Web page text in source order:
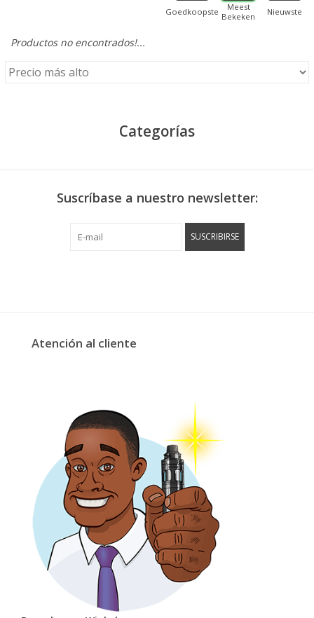
Goedkoopste
Meest
Bekeken
Nieuwste
Productos no encontrados!...
Categorías
Suscríbase a nuestro newsletter:
SUSCRIBIRSE
Atención al cliente